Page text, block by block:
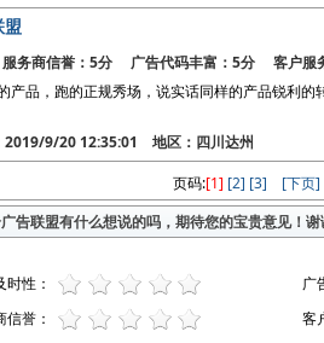
盟
务商信誉：5分 广告代码丰富：5分 客户服
产品，跑的正规秀场，说实话同样的产品锐利
9/20 12:35:01 地区：四川达州
页码:[1] [2] [3] [下页]
告联盟有什么想说的吗，期待您的宝贵意见！
时性：
广
信誉：
客